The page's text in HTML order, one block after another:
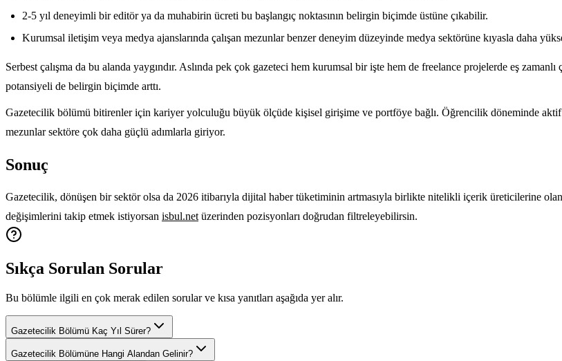
2-5 yıl deneyimli bir editör ya da muhabirin ücreti bu başlangıç noktasının belirgin biçimde üstüne çıkabilir.
Kurumsal iletişim veya medya ajanslarında çalışan mezunlar benzer deneyim düzeyinde medya sektörüne kıyasla daha
Serbest çalışma da bu alanda yaygındır. Aslında pek çok gazeteci hem kurumsal bir işte hem de freelance projelerde eş
potansiyeli de belirgin biçimde arttı.
Gazetecilik bölümü bitirenler için kariyer yolculuğu büyük ölçüde kişisel girişime ve portföye bağlı. Öğrencilik döneminde
mezunlar sektöre çok daha güçlü adımlarla giriyor.
Sonuç
Gazetecilik, dönüşen bir sektör olsa da 2026 itibarıyla dijital haber tüketiminin artmasıyla birlikte nitelikli içerik üreticilerine olan
değişimlerini takip etmek istiyorsan isbul.netüzerinden pozisyonları doğrudan filtreleyebilirsin.
Sıkça Sorulan Sorular
Bu bölümle ilgili en çok merak edilen sorular ve kısa yanıtları aşağıda yer alır.
Gazetecilik Bölümü Kaç Yıl Sürer?
Gazetecilik Bölümüne Hangi Alandan Gelinir?